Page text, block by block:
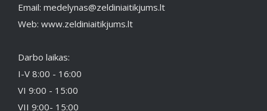
Email: medelynas@zeldiniaitikjums.lt
Web: www.zeldiniaitikjums.lt
Darbo laikas:
I-V 8:00 - 16:00
VI 9:00 - 15:00
VII 9:00- 15:00